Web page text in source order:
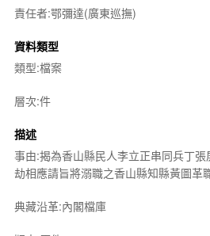
責任者:鄂彌達(廣東巡撫)
資料類型
類型:檔案
層次:件
描述
事由:揭為香山縣民人李立正串同兵丁
劫相應請旨將溺職之香山縣知縣黃圖革
典藏沿革:內閣檔庫